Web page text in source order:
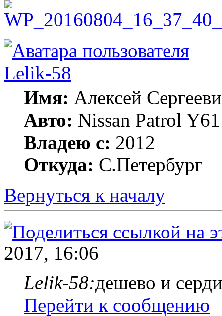
Lelik-58
Имя: Алексей
Авто: Nissan Patrol
Владею с: 2012
Откуда: С.Петербург
Вернуться к началу
2017, 16:06
Lelik-58:дешево и
Перейти к сообщению